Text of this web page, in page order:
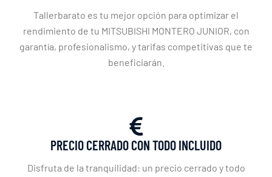
Tallerbarato es tu mejor opción para optimizar el
rendimiento de tu MITSUBISHI MONTERO JUNIOR, con
garantía, profesionalismo, y tarifas competitivas que te
beneficiarán.
PRECIO CERRADO CON TODO INCLUIDO
Disfruta de la tranquilidad: un precio cerrado y todo